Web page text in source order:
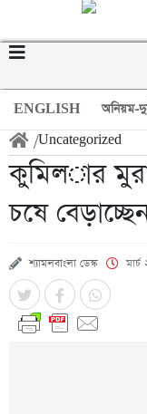
ENGLISH অনিয়ম-
/Uncategorized
কুমিল­ার
চষে
শ্যামলবাংলা ডেস্ক